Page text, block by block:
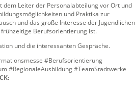
dem Leiter der Personalabteilung vor Ort und
und Praktika zur
und das große Interesse der Jugendlichen
Berufsorientierung ist.
und die interessanten Gespräche.
#Berufsorientierung
#RegionaleAusbildung #TeamStadtwerke